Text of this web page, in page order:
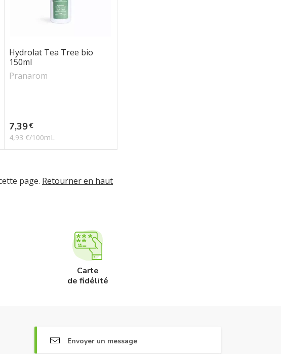
Hydrolat Tea Tree bio
150ml
Pranarom
Prix
7,39€
4,93 €/100mL
page. Retourner en haut
Carte
de fidélité
Envoyer un message